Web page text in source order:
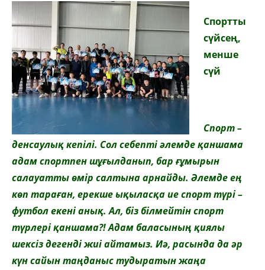
Спортты
сүйсең,
менше
сүй
Спорт –
денсаулық кепілі. Сол себепті әлемде қаншама
адам спортпен шұғылданып, бар ғұмырын
салауатты өмір салтына арнайды. Әлемде ең
көп тараған, ерекше ықыласқа ие спорт түрі –
футбол екені анық. Ал, біз білмейтін спорт
түрлері қаншама?! Адам баласының қиялы
шексіз дегенді жиі айтамыз. Иә, расында да әр
күн сайын таңданыс тудыратын жаңа